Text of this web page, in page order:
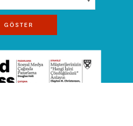
GÖSTER